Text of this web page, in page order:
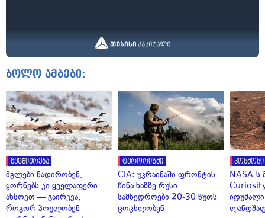
ბოლო ამბები:
მეცნიერება
მგლები ნადირობენ,
ყორნებს კი ყველაფერი
ახსოვთ — გაირკვა,
როგორ პოულობენ
ტერორიზმი
CIA: უკრაინაში ფრონტის
წინა ხაზზე რუსი
სამხედროები 20-30 წუთს
ცოცხლობენ
კოსმოსი
NASA-ს